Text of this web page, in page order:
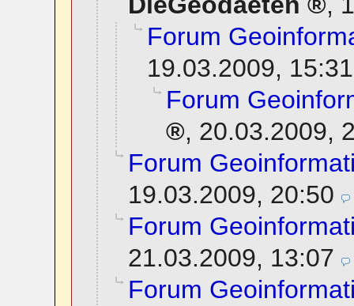
Forum
19.03.2009, 15:31
Forum
, 20.03.2009,
Forum
19.03.2009, 20:50
Forum
21.03.2009, 13:07
Forum